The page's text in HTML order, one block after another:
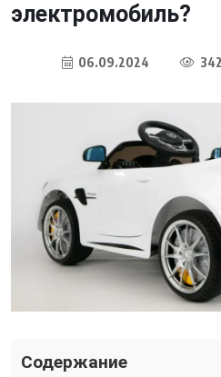
электромобиль?
06.09.2024
Содержание